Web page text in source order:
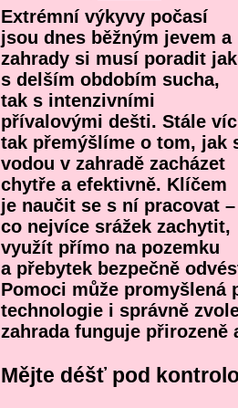
Extrémní výkyvy počasí
jsou dnes běžným jevem a
zahrady si musí poradit jak
s delším obdobím sucha,
tak s intenzivními
přívalovými dešti. Stále víc
tak přemýšlíme o tom, jak
vodou v zahradě zacházet
chytře a efektivně. Klíčem
je naučit se s ní pracovat –
co nejvíce srážek zachytit,
využít přímo na pozemku
a přebytek bezpečně
Pomoci může promyšlená
technologie i správně
zahrada funguje přirozeně
Mějte déšť pod